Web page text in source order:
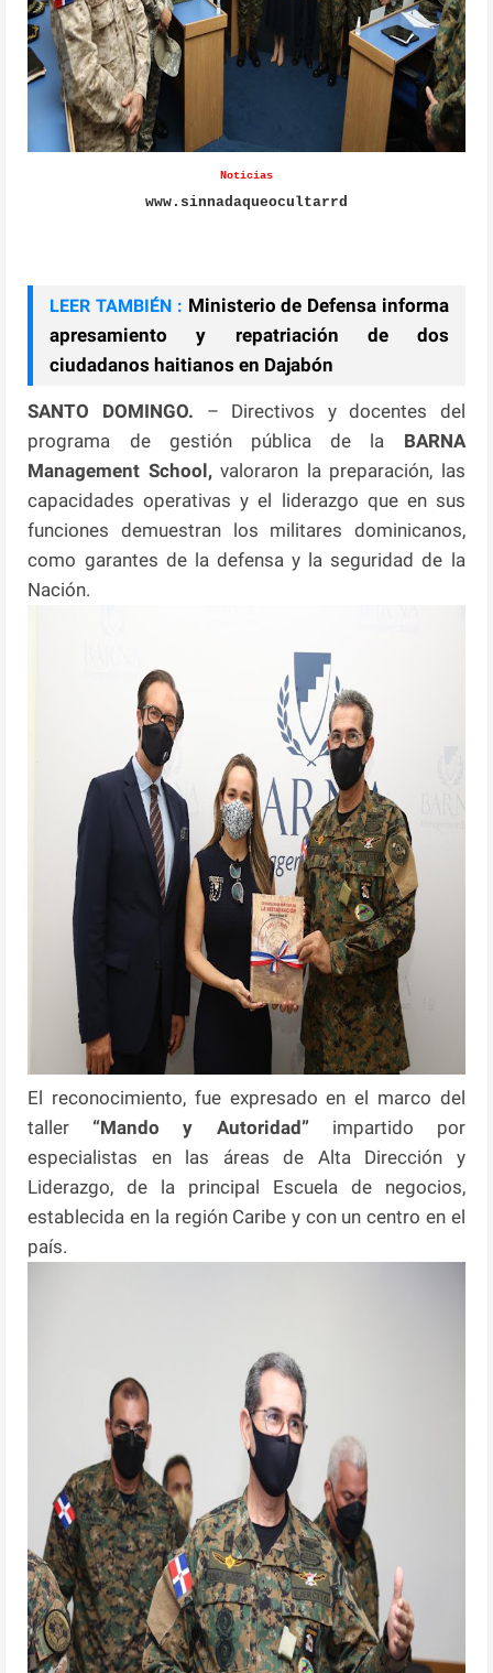
Noticias
www.sinnadaqueocultarrd
LEER TAMBIÉN : Ministerio de Defensa informa
apresamiento y repatriación de dos
ciudadanos haitianos en Dajabón
SANTO DOMINGO. – Directivos y docentes del
programa de gestión pública de la BARNA
Management School,valoraron la preparación, las
capacidades operativas y el liderazgo que en sus
funciones demuestran los militares dominicanos,
como garantes de la defensa y la seguridad de la
Nación.
El reconocimiento, fue expresado en el marco del
taller “Mando y Autoridad” impartido por
especialistas en las áreas de Alta Dirección y
Liderazgo, de la principal Escuela de negocios,
establecida en la región Caribe y con un centro en el
país.